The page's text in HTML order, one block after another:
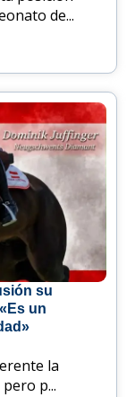
de...
su
un
la
p...